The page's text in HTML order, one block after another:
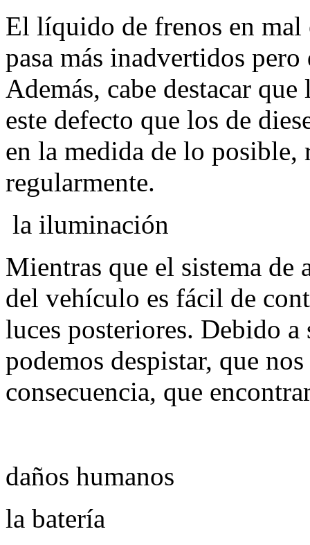
El líquido de frenos en mal
pasa más inadvertidos
Además, cabe destacar
este defecto que los de
en la medida de lo
regularmente.
la iluminación
Mientras que el sistema de
del vehículo es fácil de
luces posteriores. Debido
podemos despistar, que
consecuencia, que
daños humanos
la batería